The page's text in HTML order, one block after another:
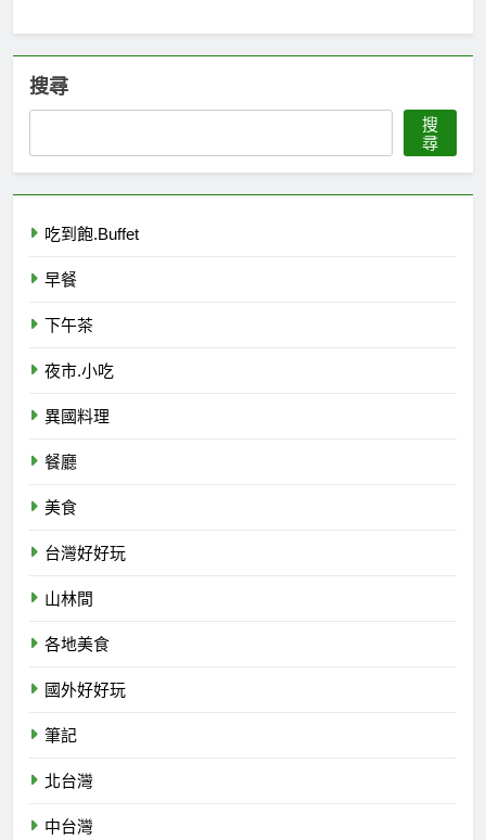
搜尋
搜
尋
吃到飽.Buffet
早餐
下午茶
夜市.小吃
異國料理
餐廳
美食
台灣好好玩
山林間
各地美食
國外好好玩
筆記
北台灣
中台灣